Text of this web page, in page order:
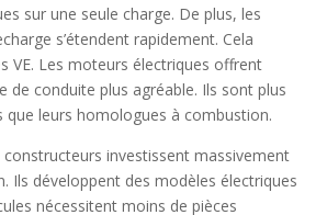
sur une seule charge. De plus, les
s’étendent rapidement. Cela
VE. Les moteurs électriques offrent
de conduite plus agréable. Ils sont plus
que leurs homologues à combustion.
investissent massivement
Ils développent des modèles électriques
nécessitent moins de pièces